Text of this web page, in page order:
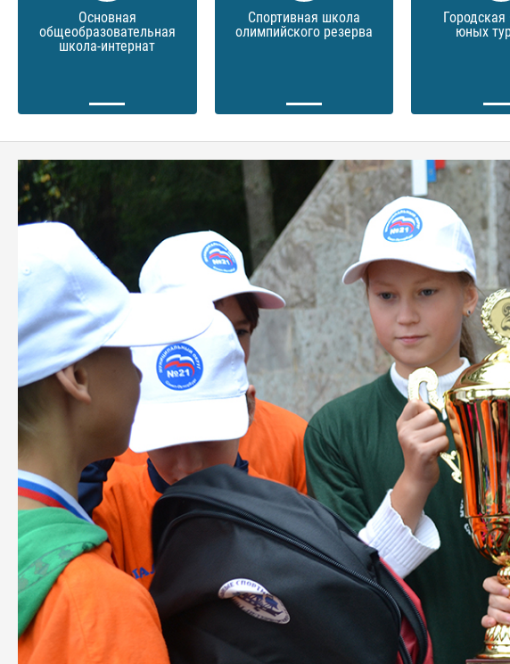
Основная
общеобразовательная
школа-интернат
Спортивная школа
олимпийского резерва
юных